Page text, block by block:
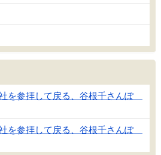
を参拝して戻る、谷根千さんぽ
を参拝して戻る、谷根千さんぽ